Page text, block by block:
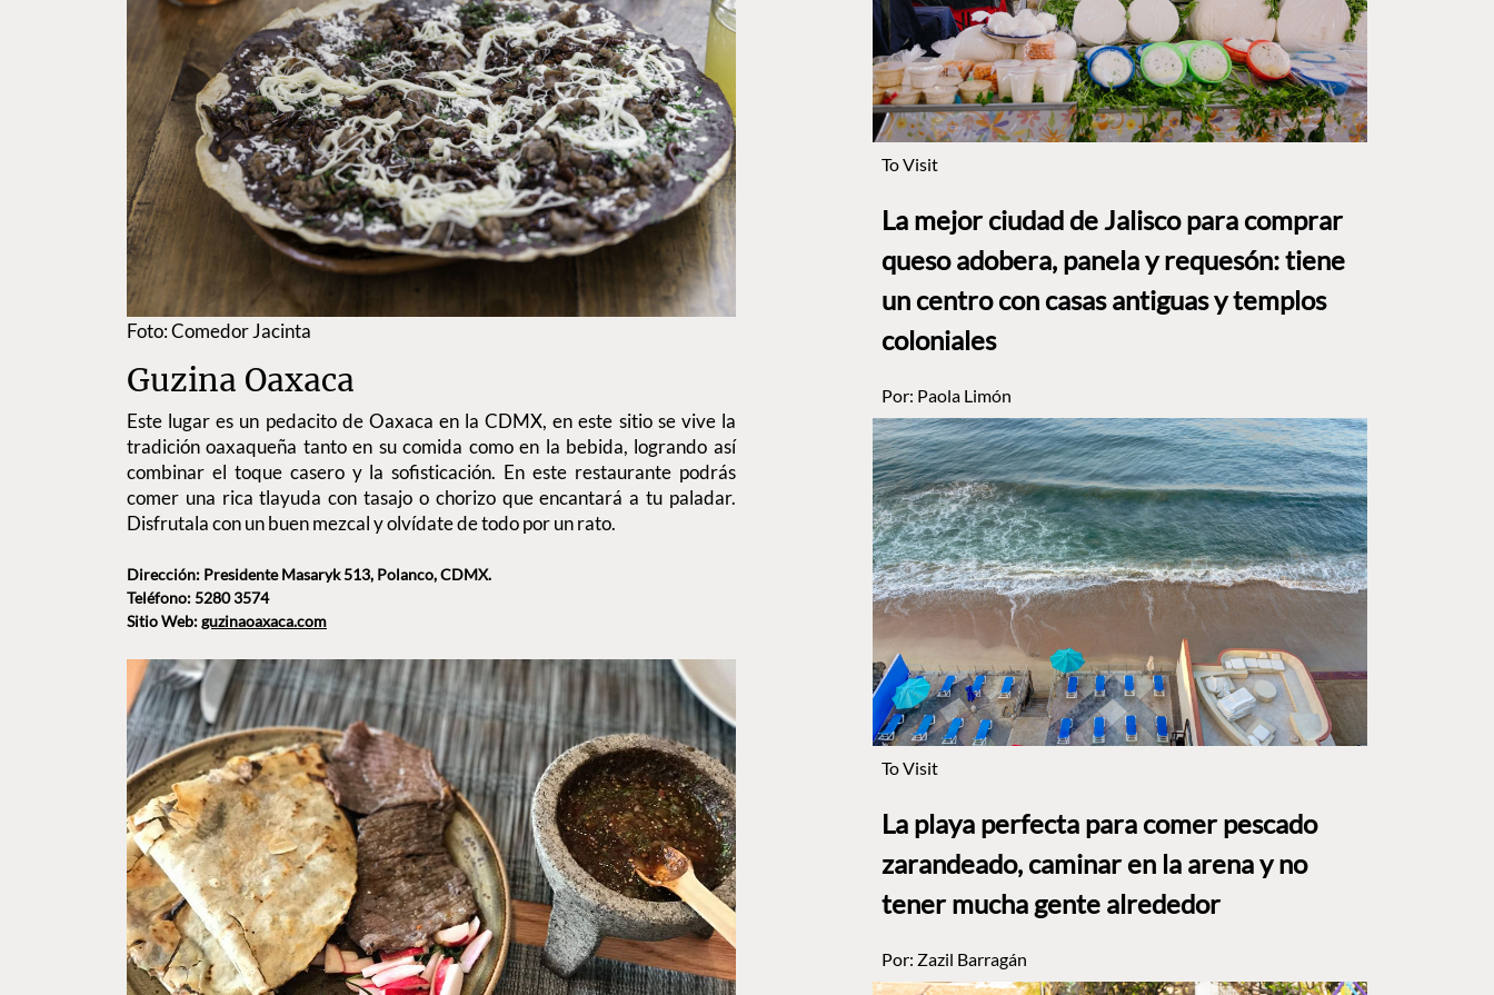
Foto: Comedor Jacinta
Guzina Oaxaca
Este lugar es un pedacito de Oaxaca en la CDMX, en este sitio se vive la
tradición oaxaqueña tanto en su comida como en la bebida, logrando así
combinar el toque casero y la sofisticación. En este restaurante podrás
comer una rica tlayuda con tasajo o chorizo que encantará a tu paladar.
Disfrutala con un buen mezcal y olvídate de todo por un rato.
Dirección: Presidente Masaryk 513, Polanco, CDMX.
Teléfono: 5280 3574
Sitio Web:guzinaoaxaca.com
To Visit
La mejor ciudad de Jalisco para comprar
queso adobera, panela y requesón: tiene
un centro con casas antiguas y templos
coloniales
Por: Paola Limón
To Visit
La playa perfecta para comer pescado
zarandeado, caminar en la arena y no
tener mucha gente alrededor
Por: Zazil Barragán